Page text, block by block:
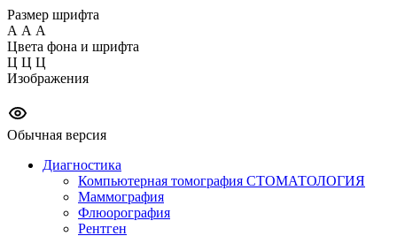
Размер шрифта
А А А
Цвета фона и шрифта
Ц Ц Ц
Изображения
Обычная версия
Диагностика
Компьютерная томография СТОМАТОЛОГИЯ
Маммография
Флюорография
Рентген